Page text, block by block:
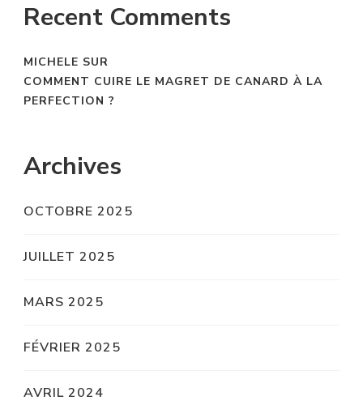
Recent Comments
MICHELE SUR
COMMENT CUIRE LE MAGRET DE CANARD À LA
PERFECTION ?
Archives
OCTOBRE 2025
JUILLET 2025
MARS 2025
FÉVRIER 2025
AVRIL 2024